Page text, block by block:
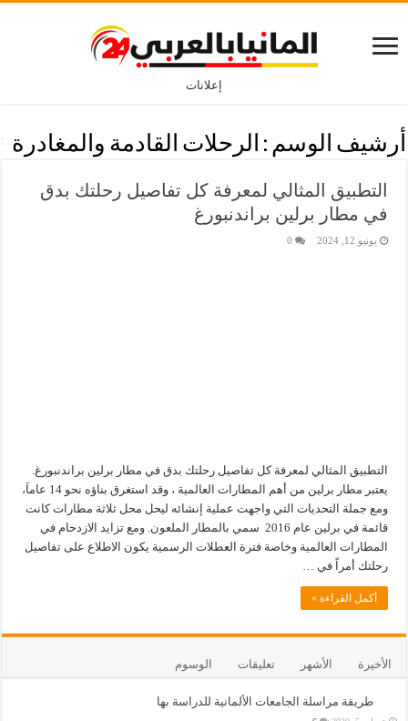
إعلانات
أرشيف الوسم : الرحلات القادمة والمغادرة
التطبيق المثالي لمعرفة كل تفاصيل رحلتك بدق
في مطار برلين براندنبورغ
يونيو 12, 2024 0
التطبيق المثالي لمعرفة كل تفاصيل رحلتك بدق في مطار برلين براندنبورغ.
يعتبر مطار برلين من أهم المطارات العالمية ، وقد استغرق بناؤه نحو 14 عاماَ،
ومع جملة التحديات التي واجهت عملية إنشائه ليحل محل ثلاثة مطارات كانت
قائمة في برلين عام 2016 سمي بالمطار الملعون. ومع تزايد الازدحام في
المطارات العالمية وخاصة فترة العطلات الرسمية يكون الاطلاع على تفاصيل
رحلتك أمراً في …
أكمل القراءة »
الأخيرة الأشهر تعليقات الوسوم
طريقة مراسلة الجامعات الألمانية للدراسة بها